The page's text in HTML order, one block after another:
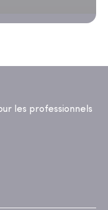
les professionnels